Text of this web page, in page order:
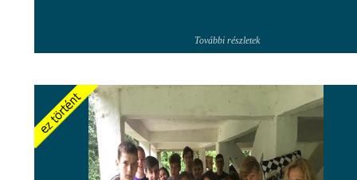
További részletek